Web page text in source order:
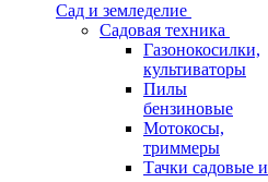
Сад и земледелие
Садовая техника
Газонокосилки,
культиваторы
Пилы
бензиновые
Мотокосы,
триммеры
Тачки садовые и